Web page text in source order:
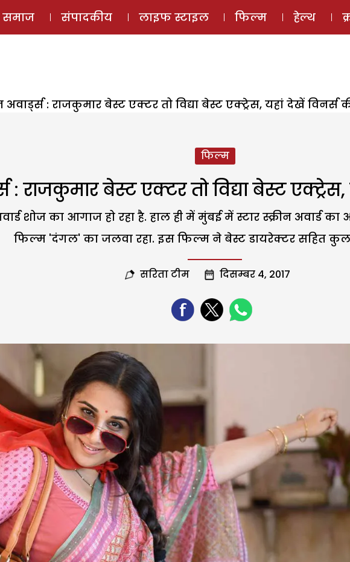
ई-मैगज़ीन
समाज संपादकीय लाइफ स्टाइल फिल्म हेल्थ
अवार्ड्स : राजकुमार बेस्ट एक्टर तो विद्या बेस्ट एक्ट्रेस, यहां देखें विनर्स
फिल्म
: राजकुमार बेस्ट एक्टर तो विद्या बेस्ट
शोज का आगाज हो रहा है. हाल ही में मुंबई में स्टार स्क्रीन
फिल्म 'दंगल' का जलवा रहा. इस फिल्म ने बेस्ट डायरेक्टर सहित कुल
सरिता टीम दिसम्बर 4, 2017